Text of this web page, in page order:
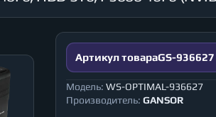
Артикул товараGS-936627
Модель: WS-OPTIMAL-936627
Производитель: GANSOR